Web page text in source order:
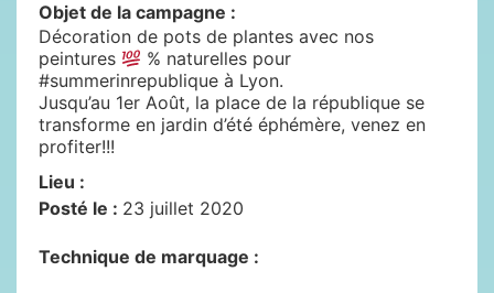
Objet de la campagne :
Décoration de pots de plantes avec nos
peintures
% naturelles pour
#summerinrepublique à Lyon.
Jusqu’au 1er Août, la place de la république se
transforme en jardin d’été éphémère, venez en
profiter!!!
Lieu :
Posté le : 23 juillet 2020
Technique de marquage :